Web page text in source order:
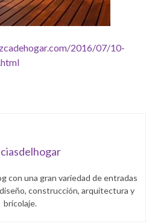
2016/07/10-
con una gran variedad de entradas
construcción, arquitectura y
bricolaje.